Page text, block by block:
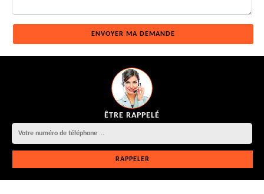
ÊTRE RAPPELÉ